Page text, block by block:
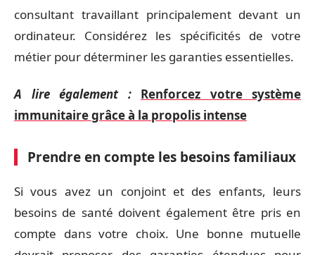
consultant travaillant principalement devant un
ordinateur. Considérez les spécificités de votre
métier pour déterminer les garanties essentielles.
A lire également :
Renforcez votre système
immunitaire grâce à la propolis intense
Prendre en compte les besoins familiaux
Si vous avez un conjoint et des enfants, leurs
besoins de santé doivent également être pris en
compte dans votre choix. Une bonne mutuelle